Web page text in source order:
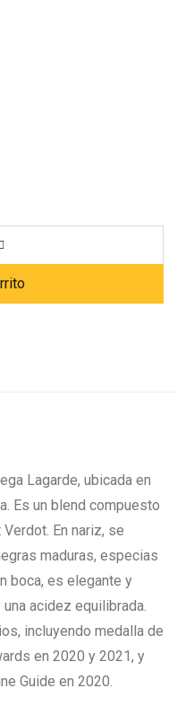
Lagarde, ubicada en
Es un blend compuesto
En nariz, se
maduras, especias
boca, es elegante y
acidez equilibrada.
incluyendo medalla de
en 2020 y 2021, y
Guide en 2020.